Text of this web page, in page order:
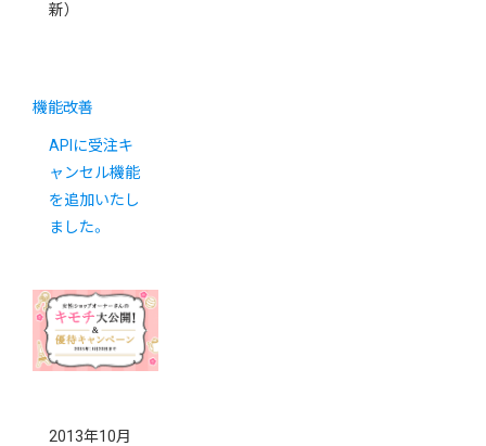
新）
機能改善
APIに受注キ
ャンセル機能
を追加いたし
ました。
2013年10月